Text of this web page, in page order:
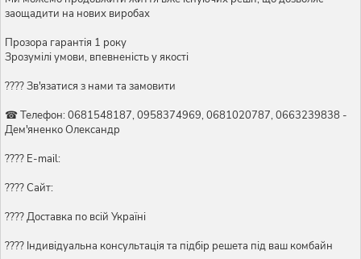
заощадити на нових виробах
Прозора гарантія 1 року
Зрозумілі умови, впевненість у якості
???? Зв'язатися з нами та замовити
☎ Телефон: 0681548187, 0958374969, 0681020787, 0663239838 -
Дем'яненко Олександр
???? E-mail:
???? Сайт:
???? Доставка по всій Україні
????️ Індивідуальна консультація та підбір решета під ваш комбайн